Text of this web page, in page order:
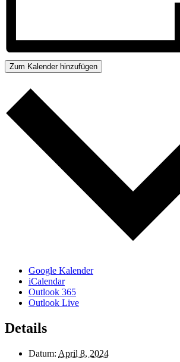
Zum Kalender hinzufügen
Google Kalender
iCalendar
Outlook 365
Outlook Live
Details
Datum: April 8, 2024